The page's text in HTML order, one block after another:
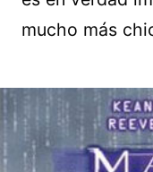
mucho más